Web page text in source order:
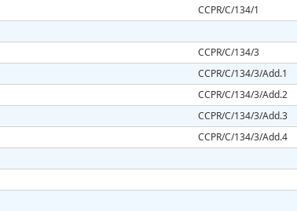
CCPR/C/134/1
CCPR/C/134/3
CCPR/C/134/3/Add.1
CCPR/C/134/3/Add.2
CCPR/C/134/3/Add.3
CCPR/C/134/3/Add.4